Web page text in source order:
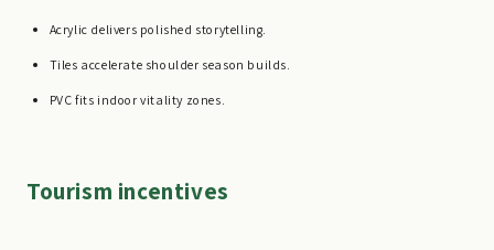
Acrylic delivers polished storytelling.
Tiles accelerate shoulder season builds.
PVC fits indoor vitality zones.
Tourism incentives